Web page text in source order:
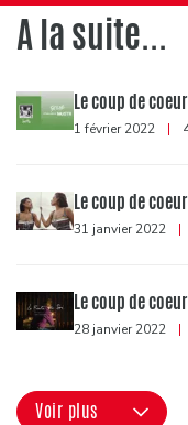
A la suite...
Le coup de
1 février 2022 |
Le coup de
31 janvier 2022 |
Le coup de
28 janvier 2022 |
Voir plus